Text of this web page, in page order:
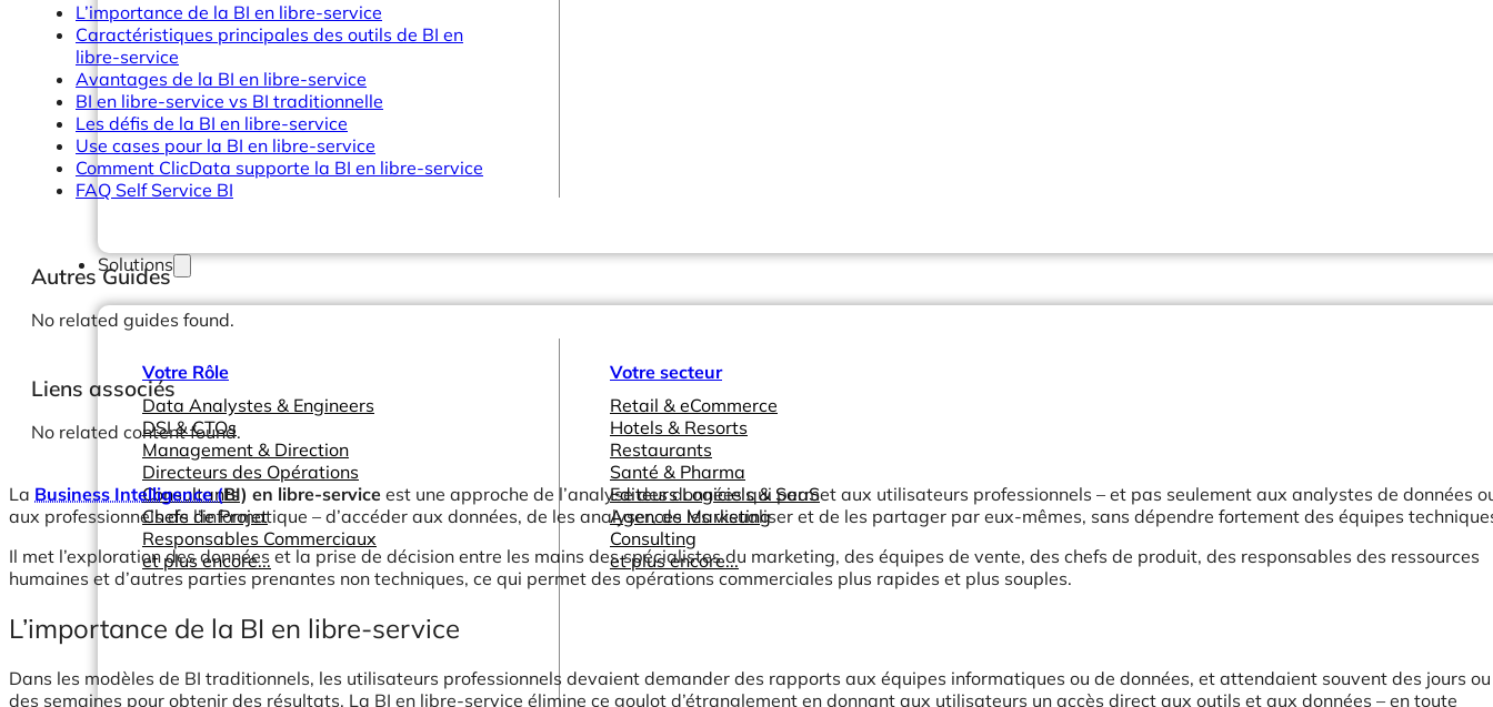
Solutions
Votre Rôle
Data Analystes & Engineers
DSI & CTOs
Management & Direction
Directeurs des Opérations
Consultants
Chefs de Projet
Responsables Commerciaux
et plus encore...
Votre secteur
Retail & eCommerce
Hotels & Resorts
Restaurants
Santé & Pharma
Editeurs Logiciels & SaaS
Agences Marketing
Consulting
et plus encore...
L’importance de la BI en libre-service
Caractéristiques principales des outils de BI en
libre-service
Avantages de la BI en libre-service
BI en libre-service vs BI traditionnelle
Les défis de la BI en libre-service
Use cases pour la BI en libre-service
Comment ClicData supporte la BI en libre-service
FAQ Self Service BI
Autres Guides
No related guides found.
Liens associés
No related content found.
La Business Intelligence (BI) en libre-service est une approche de l’analyse des données qui permet aux utilisateurs professionnels – et pas seulement aux analystes de données
aux professionnels de l’informatique – d’accéder aux données, de les analyser, de les visualiser et de les partager par eux-mêmes, sans dépendre fortement des équipes
Il met l’exploration des données et la prise de décision entre les mains des spécialistes du marketing, des équipes de vente, des chefs de produit, des responsables des ressources
humaines et d’autres parties prenantes non techniques, ce qui permet des opérations commerciales plus rapides et plus souples.
L’importance de la BI en libre-service
Dans les modèles de BI traditionnels, les utilisateurs professionnels devaient demander des rapports aux équipes informatiques ou de données, et attendaient souvent des jours ou
des semaines pour obtenir des résultats. La BI en libre-service élimine ce goulot d’étranglement en donnant aux utilisateurs un accès direct aux outils et aux données – en toute